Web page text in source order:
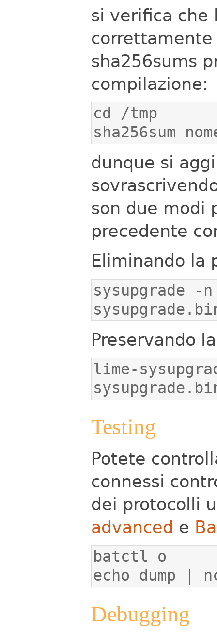
si verifica che
sha256sums
compilazione:
sha256sum
dunque si
son due modi
precedente
Eliminando la
sysupgrade -n
Preservando
lime-
Testing
Potete
connessi
dei protocolli
advanced e
echo dump |
Debugging